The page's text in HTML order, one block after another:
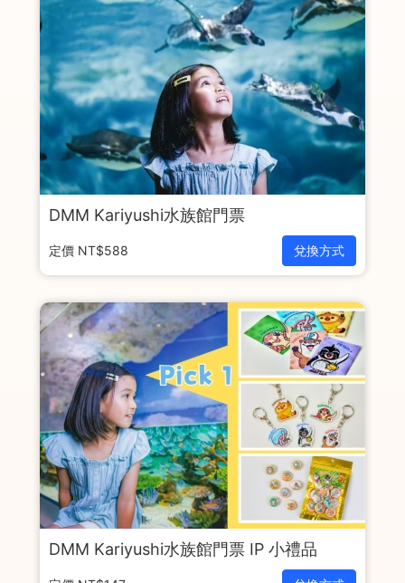
DMM Kariyushi水族館門票
定價 NT$588 兌換方式
DMM Kariyushi水族館門票 IP 小禮品